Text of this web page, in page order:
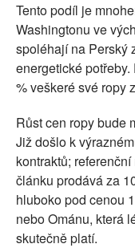
Tento podíl je
Washingtonu ve
spoléhají na Perský
energetické
% veškeré své ropy
Růst cen ropy bude
Již došlo k
kontraktů;
článku prodává za
hluboko pod cenou
nebo Ománu, která
skutečně platí.